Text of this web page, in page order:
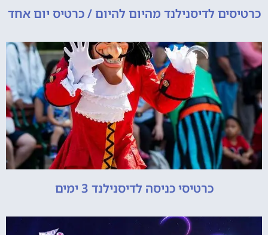
כרטיסים לדיסנילנד מהיום להיום / כרטיס יום אחד
כרטיסי כניסה לדיסנילנד 3 ימים